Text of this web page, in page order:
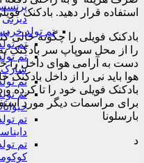
دیزنی
تم تولد
تم
تم
شارک
تم
تم
تم
تم
استفاده قرار دهید. بادکنک
بادکنک فویلی را چگونه خالی
را از محل سوپاپ سر بادکنک
دست به آرامی هوای داخل را
هوا باید نی را از داخل
بادکنک فویلی خود را تا کرده
برای مراسمات دیگر مورد
بارسلونا
د